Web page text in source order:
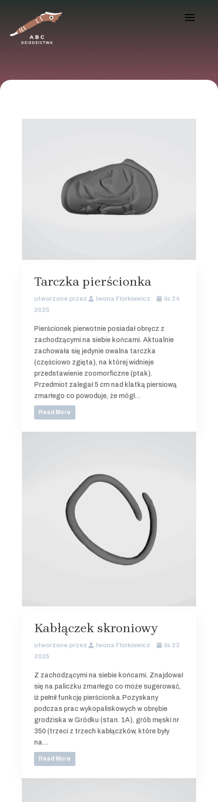
Tarczka pierścionka
utworzone przez Iwona Florkiewicz
lis 24
2025
Pierścionek pierwotnie posiadał obręcz z
zachodzącymi na siebie końcami. Aktualnie
zachowała się jedynie owalna tarczka
(częściowo zgięta), na której widnieje
przedstawienie zoomorficzne (ptak).
Przedmiot zalegał 5 cm nad klatką piersiową
zmarłego co powoduje, że mógł...
Read More
Kabłączek skroniowy
utworzone przez Iwona Florkiewicz
lis 23
2025
Z zachodzącymi na siebie końcami. Znajdował
się na paliczku zmarłego co może sugerować,
iż pełnił funkcję pierścionka.Pozyskany
podczas prac wykopaliskowych w obrębie
grodziska w Gródku (stan. 1A), grób męski nr
350 (trzeci z trzech kabłączków, które były
na...
Read More